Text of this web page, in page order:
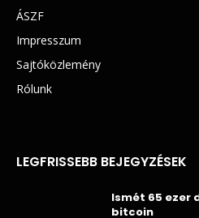
ÁSZF
Impresszum
Sajtóközlemény
Rólunk
LEGFRISSEBB BEJEGYZÉSEK
Ismét 65
bitcoin